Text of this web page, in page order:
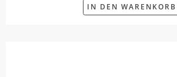
IN DEN WARENKORB